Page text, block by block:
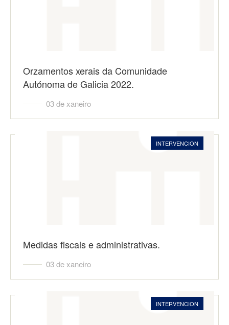
Orzamentos xerais da Comunidade
Autónoma de Galicia 2022.
03 de xaneiro
INTERVENCION
Medidas fiscais e administrativas.
03 de xaneiro
INTERVENCION